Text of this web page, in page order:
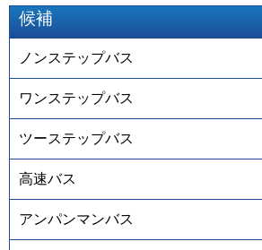
候補
ノンステップバス
ワンステップバス
ツーステップバス
高速バス
アンパンマンバス